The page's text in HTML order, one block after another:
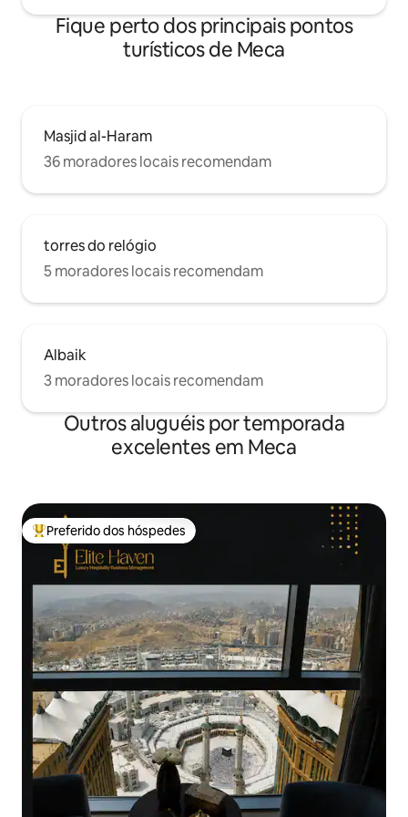
Fique perto dos principais pontos
turísticos de Meca
Masjid al-Haram
36 moradores locais recomendam
torres do relógio
5 moradores locais recomendam
Albaik
3 moradores locais recomendam
Outros aluguéis por temporada
excelentes em Meca
Entre os melhores preferidos dos hóspedes
Preferido dos hóspedes